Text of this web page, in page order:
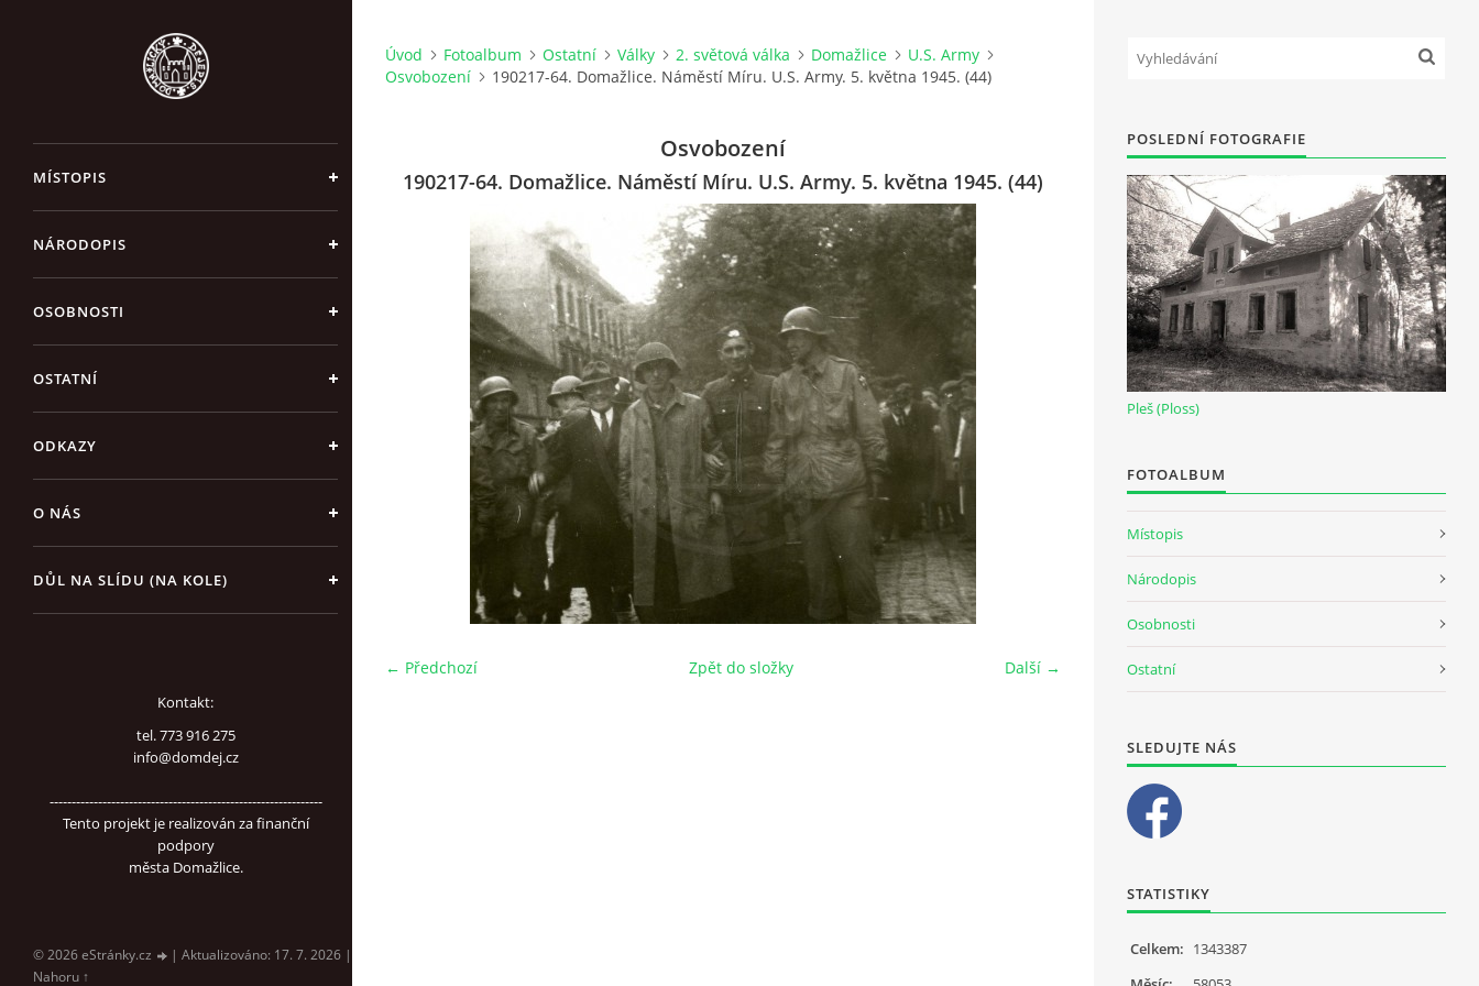
MÍSTOPIS
NÁRODOPIS
OSOBNOSTI
OSTATNÍ
ODKAZY
O NÁS
DŮL NA SLÍDU (NA KOLE)
Kontakt:
tel. 773 916 275
info@domdej.cz
--------------------------------------------------------------
Tento projekt je realizován za finanční
podpory
města Domažlice.
© 2026 eStránky.cz | Aktualizováno: 17. 7. 2026 |
Nahoru ↑
Úvod Fotoalbum Ostatní Války 2. světová válka Domažlice
U.S. Army
Osvobození
190217-64. Domažlice. Náměstí Míru. U.S. Army. 5. května 1945. (44)
Osvobození
190217-64. Domažlice. Náměstí Míru. U.S. Army. 5. května 1945. (44)
← Předchozí Další →
Zpět do složky
POSLEDNÍ FOTOGRAFIE
Pleš (Ploss)
FOTOALBUM
Místopis
Národopis
Osobnosti
Ostatní
SLEDUJTE NÁS
STATISTIKY
Celkem: 1343387